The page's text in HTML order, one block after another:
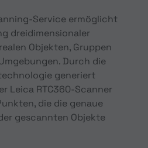
Service ermöglicht
dreidimensionaler
Objekten, Gruppen
Durch die
generiert
Leica RTC360-Scanner
die die genaue
gescannten Objekte